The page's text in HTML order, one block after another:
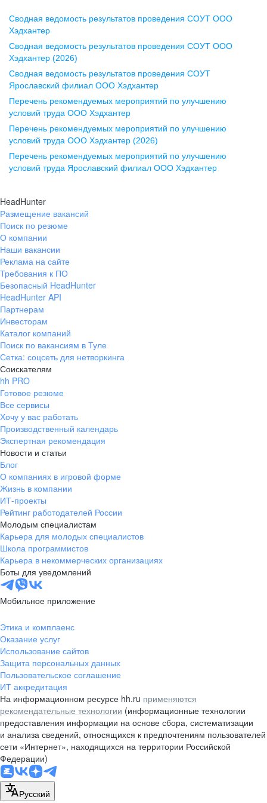
Воронеж
ул. Комиссаржевской, д. 10,
офис 1212
+7 473 280-05-05
pr@vrn.hh.ru
ул. Спартаковская, д. 2А, этаж 3,
помещение 15
+7 843 212-12-50
Екатеринбург
ул. Боевых Дружин, стр. 20,
+7 343 226-79-99
pr@ural.hh.ru
ул. Янковского, д. 169, 7 этаж,
706 каб.
+7 861 205-55-57
pr@krd.hh.ru
Владивосток
пер. Ланинский д. 4, офис 3.4
+7 423 202-33-28
pr@dv.hh.ru
Новосибирск
ул. Большевистская, д. 35,
помещение 21
+7 383 207-94-64
pr@nsk.hh.ru
Минск
пр-т Дзержинского, д. 57,
10 этаж, помещение 45-1
pr@rabota.by
Алматы
пр. Абая, д. 151, БЦ Алатау,
12 этаж, офис 1209
+7 727 232-13-13
pr@headhunter.com.kz
Сводная ведомость результатов проведения СОУТ ООО
Хэдхантер
Сводная ведомость результатов проведения СОУТ ООО
Хэдхантер (2026)
Сводная ведомость результатов проведения СОУТ
Ярославский филиал ООО Хэдхантер
Перечень рекомендуемых мероприятий по улучшению
условий труда ООО Хэдхантер
Перечень рекомендуемых мероприятий по улучшению
условий труда ООО Хэдхантер (2026)
Перечень рекомендуемых мероприятий по улучшению
условий труда Ярославский филиал ООО Хэдхантер
HeadHunter
Размещение вакансий
Поиск по резюме
О компании
Наши вакансии
Реклама на сайте
Требования к ПО
Безопасный HeadHunter
HeadHunter API
Партнерам
Инвесторам
Каталог компаний
Поиск по вакансиям в Туле
Сетка: соцсеть для нетворкинга
Соискателям
hh PRO
Готовое резюме
Все сервисы
Хочу у вас работать
Производственный календарь
Экспертная рекомендация
Новости и статьи
Блог
О компаниях в игровой форме
Жизнь в компании
ИТ-проекты
Рейтинг работодателей России
Молодым специалистам
Карьера для молодых специалистов
Школа программистов
Карьера в некоммерческих организациях
Боты для уведомлений
Мобильное приложение
Этика и комплаенс
Оказание услуг
Использование сайтов
Защита персональных данных
Пользовательское соглашение
ИТ аккредитация
На информационном ресурсе hh.ru применяются
рекомендательные технологии (информационные технологии
предоставления информации на основе сбора, систематизации
и анализа сведений, относящихся к предпочтениям пользователей
сети «Интернет», находящихся на территории Российской
Федерации)
Русский